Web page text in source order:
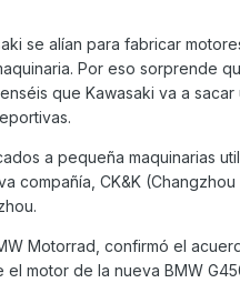
se alían para fabricar
Por eso sorprende
que Kawasaki va a sacar
a pequeña maquinarias
compañía, CK&K (Changzhou
Motorrad, confirmó el
motor de la nueva BMW